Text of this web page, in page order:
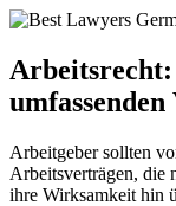
Arbeitgeber sollten
Arbeitsverträgen, die
ihre Wirksamkeit hin